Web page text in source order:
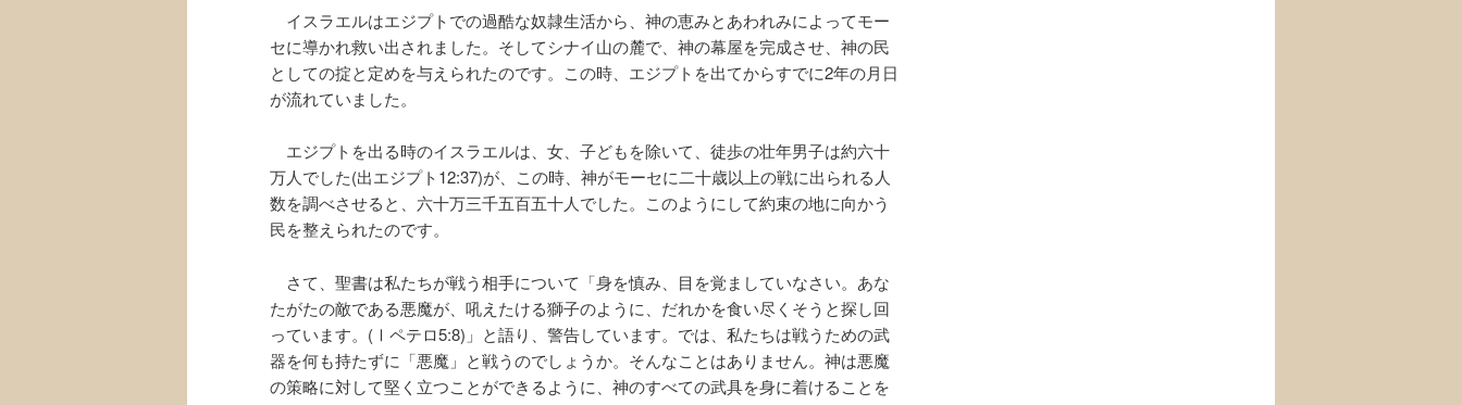
イスラエルはエジプトでの過酷な奴隷生活から、神の恵みとあわれみによってモー
セに導かれ救い出されました。そしてシナイ山の麓で、神の幕屋を完成させ、神の民
としての掟と定めを与えられたのです。この時、エジプトを出てからすでに2年の月日
が流れていました。
エジプトを出る時のイスラエルは、女、子どもを除いて、徒歩の壮年男子は約六十
万人でした(出エジプト12:37)が、この時、神がモーセに二十歳以上の戦に出られる人
数を調べさせると、六十万三千五百五十人でした。このようにして約束の地に向かう
民を整えられたのです。
さて、聖書は私たちが戦う相手について「身を慎み、目を覚ましていなさい。あな
たがたの敵である悪魔が、吼えたける獅子のように、だれかを食い尽くそうと探し回
っています。(Ⅰペテロ5:8)」と語り、警告しています。では、私たちは戦うための武
器を何も持たずに「悪魔」と戦うのでしょうか。そんなことはありません。神は悪魔
の策略に対して堅く立つことができるように、神のすべての武具を身に着けることを